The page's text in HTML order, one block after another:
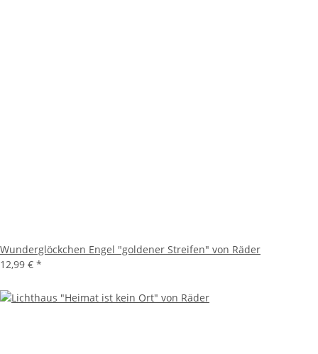
Wunderglöckchen Engel "goldener Streifen" von Räder
12,99 € *